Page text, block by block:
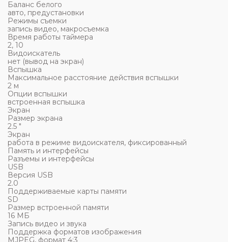
Баланс белого
авто, предустановки
Режимы съемки
запись видео, макросъемка
Время работы таймера
2, 10
Видоискатель
нет (вывод на экран)
Вспышка
Максимальное расстояние действия вспышки
2 м
Опции вспышки
встроенная вспышка
Экран
Размер экрана
2.5 "
Экран
работа в режиме видоискателя, фиксированный
Память и интерфейсы
Разъемы и интерфейсы
USB
Версия USB
2.0
Поддерживаемые карты памяти
SD
Размер встроенной памяти
16 МБ
Запись видео и звука
Поддержка форматов изображения
MJPEG, формат 4:3